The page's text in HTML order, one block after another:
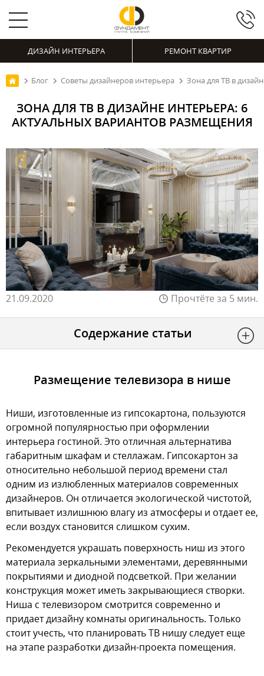
ДИЗАЙН ИНТЕРЬЕРА РЕМОНТ КВАРТИР
Блог Советы дизайнеров интерьера Зона для ТВ в
ЗОНА ДЛЯ ТВ В ДИЗАЙНЕ ИНТЕРЬЕРА: 6
АКТУАЛЬНЫХ ВАРИАНТОВ РАЗМЕЩЕНИЯ
21.09.2020 Прочтёте за 5 мин.
Содержание статьи
Размещение телевизора в нише
Ниши, изготовленные из гипсокартона, пользуются
огромной популярностью при оформлении
интерьера гостиной. Это отличная альтернатива
габаритным шкафам и стеллажам. Гипсокартон за
относительно небольшой период времени стал
одним из излюбленных материалов современных
дизайнеров. Он отличается экологической чистотой,
впитывает излишнюю влагу из атмосферы и отдает ее,
если воздух становится слишком сухим.
Рекомендуется украшать поверхность ниш из этого
материала зеркальными элементами, деревянными
покрытиями и диодной подсветкой. При желании
конструкция может иметь закрывающиеся створки.
Ниша с телевизором смотрится современно и
придает дизайну комнаты оригинальность. Только
стоит учесть, что планировать ТВ нишу следует еще
на этапе разработки дизайн-проекта помещения.